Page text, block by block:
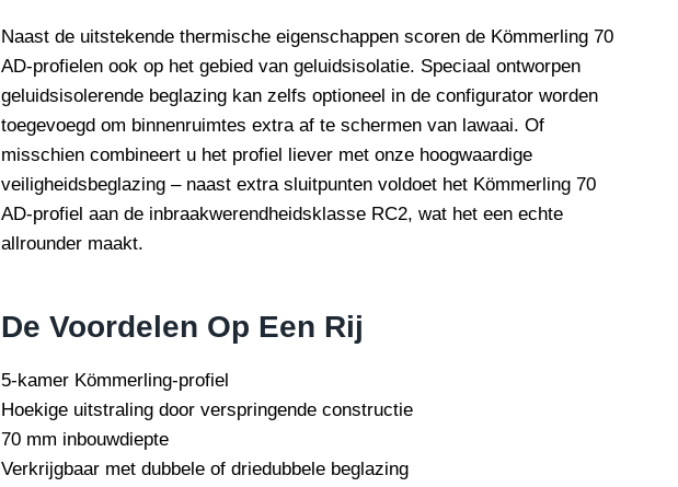
Naast de uitstekende thermische eigenschappen scoren de Kömmerling 70
AD-profielen ook op het gebied van geluidsisolatie. Speciaal ontworpen
geluidsisolerende beglazing kan zelfs optioneel in de configurator worden
toegevoegd om binnenruimtes extra af te schermen van lawaai. Of
misschien combineert u het profiel liever met onze hoogwaardige
veiligheidsbeglazing – naast extra sluitpunten voldoet het Kömmerling 70
AD-profiel aan de inbraakwerendheidsklasse RC2, wat het een echte
allrounder maakt.
De Voordelen Op Een Rij
5-kamer Kömmerling-profiel
Hoekige uitstraling door verspringende constructie
70 mm inbouwdiepte
Verkrijgbaar met dubbele of driedubbele beglazing